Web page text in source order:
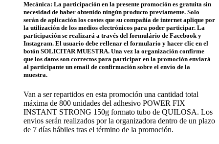
Mecánica: La participación en la presente promoción es gratuita sin
necesidad de haber obtenido ningún producto previamente. Solo
serán de aplicación los costes que su compañía de internet aplique por
la utilización de los medios electrónicos para poder participar. La
participación se realizará a través del formulário de Facebook y
Instagram. El usuario debe rellenar el formulario y hacer clic en el
botón SOLICITAR MUESTRA. Una vez la organización confirme
que los datos son correctos para participar en la promoción enviará
al participante un email de confirmación sobre el envío de la
muestra.
Van a ser repartidos en esta promoción una cantidad total
máxima de 800 unidades del adhesivo POWER FIX
INSTANT STRONG 150g formato tubo de QUILOSA. Los
envios serán realizados por la organizadora dentro de un plazo
de 7 días hábiles tras el término de la promoción.